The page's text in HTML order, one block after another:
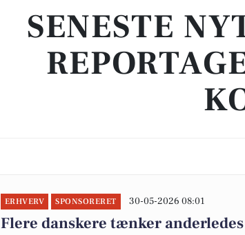
SENESTE
ERHVERV SPONSORERET 30-05-2026 08:01
Flere danskere tænker